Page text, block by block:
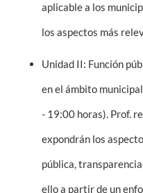
aplicable a los
los aspectos más
Unidad II: Función
en el ámbito
- 19:00 horas). Prof.
expondrán los
pública,
ello a partir de un